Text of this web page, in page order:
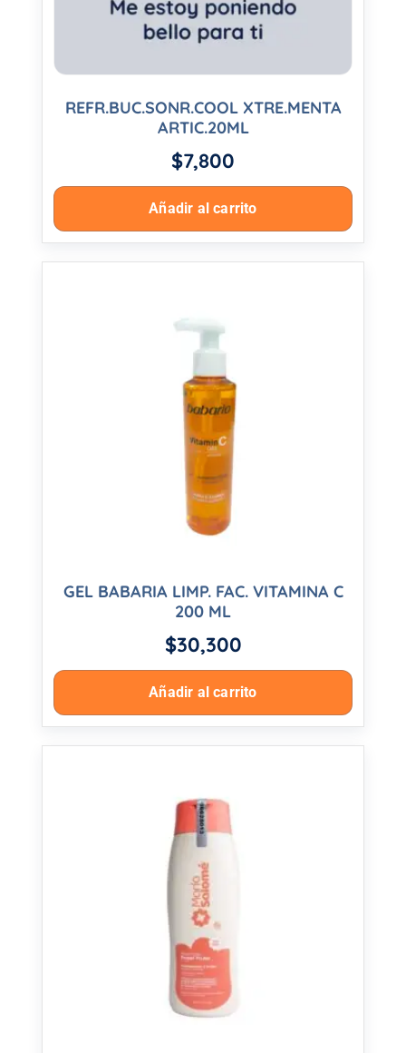
REFR.BUC.SONR.COOL XTRE.MENTA
ARTIC.20ML
$7,800
Añadir al carrito
GEL BABARIA LIMP. FAC. VITAMINA C
200 ML
$30,300
Añadir al carrito